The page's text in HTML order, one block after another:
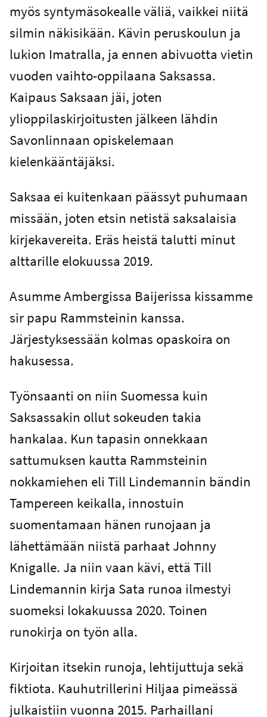
myös syntymäsokealle väliä, vaikkei niitä
silmin näkisikään. Kävin peruskoulun ja
lukion Imatralla, ja ennen abivuotta vietin
vuoden vaihto-oppilaana Saksassa.
Kaipaus Saksaan jäi, joten
ylioppilaskirjoitusten jälkeen lähdin
Savonlinnaan opiskelemaan
kielenkääntäjäksi.
Saksaa ei kuitenkaan päässyt puhumaan
missään, joten etsin netistä saksalaisia
kirjekavereita. Eräs heistä talutti minut
alttarille elokuussa 2019.
Asumme Ambergissa Baijerissa kissamme
sir papu Rammsteinin kanssa.
Järjestyksessään kolmas opaskoira on
hakusessa.
Työnsaanti on niin Suomessa kuin
Saksassakin ollut sokeuden takia
hankalaa. Kun tapasin onnekkaan
sattumuksen kautta Rammsteinin
nokkamiehen eli Till Lindemannin bändin
Tampereen keikalla, innostuin
suomentamaan hänen runojaan ja
lähettämään niistä parhaat Johnny
Knigalle. Ja niin vaan kävi, että Till
Lindemannin kirja Sata runoa ilmestyi
suomeksi lokakuussa 2020. Toinen
runokirja on työn alla.
Kirjoitan itsekin runoja, lehtijuttuja sekä
fiktiota. Kauhutrillerini Hiljaa pimeässä
julkaistiin vuonna 2015. Parhaillani